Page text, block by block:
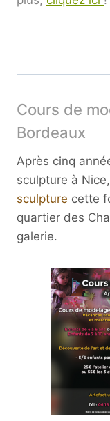
Cours de
Bordeaux
Après cinq
sculpture à
sculpture cette
quartier des
galerie.